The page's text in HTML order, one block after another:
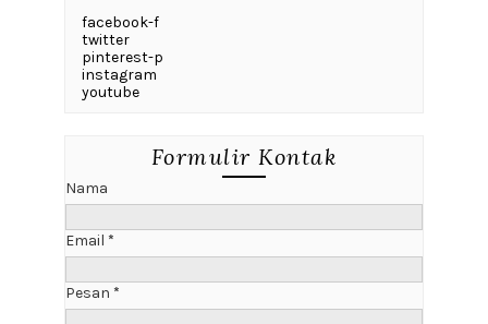
facebook-f
twitter
pinterest-p
instagram
youtube
Formulir Kontak
Nama
Email *
Pesan *